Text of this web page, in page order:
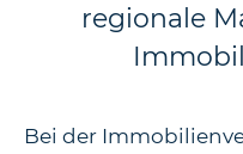
regionale
Bei der